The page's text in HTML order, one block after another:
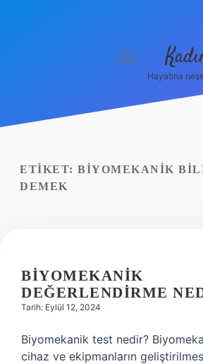
Yasal Uyarı
menüyü
Hayatına
ETIKET: BIYOMEKANIK
DEMEK
BIYOMEKANIK
DEĞERLENDIRME
Tarih: Eylül 12, 2024
Biyomekanik test nedir?
cihaz ve ekipmanların